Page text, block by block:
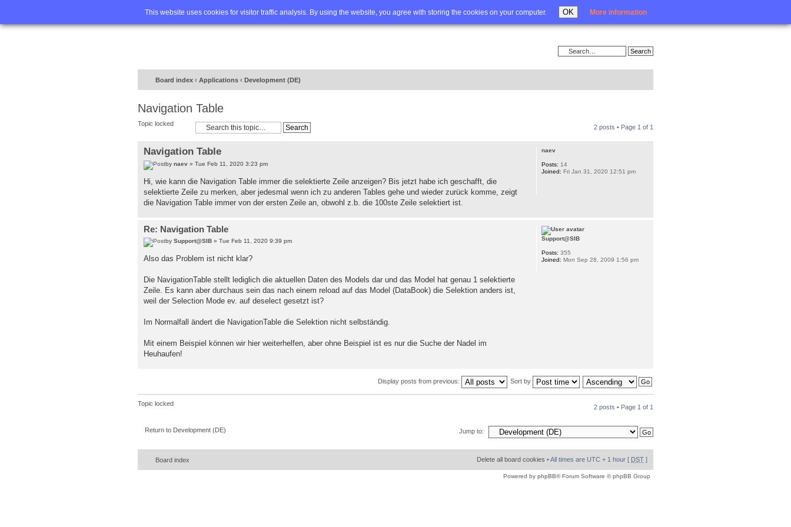
This website uses cookies for visitor traffic analysis. By using the website, you agree with storing the cookies on your computer. OK More information
Home FAQ Advanced search Login
Board index ‹ Applications ‹ Development (DE)
Navigation Table
Topic locked 2 posts • Page 1 of 1
Navigation Table
by naev » Tue Feb 11, 2020 3:23 pm
Hi, wie kann die Navigation Table immer die selektierte Zeile anzeigen? Bis jetzt habe ich geschafft, die
selektierte Zeile zu merken, aber jedesmal wenn ich zu anderen Tables gehe und wieder zurück komme, zeigt
die Navigation Table immer von der ersten Zeile an, obwohl z.b. die 100ste Zeile selektiert ist.
naev
Posts: 14
Joined: Fri Jan 31, 2020 12:51 pm
Re: Navigation Table
by Support@SIB » Tue Feb 11, 2020 9:39 pm
Also das Problem ist nicht klar?
Die NavigationTable stellt lediglich die aktuellen Daten des Models dar und das Model hat genau 1 selektierte
Zeile. Es kann aber durchaus sein das nach einem reload auf das Model (DataBook) die Selektion anders ist,
weil der Selection Mode ev. auf deselect gesetzt ist?
Im Normalfall ändert die NavigationTable die Selektion nicht selbständig.
Mit einem Beispiel können wir hier weiterhelfen, aber ohne Beispiel ist es nur die Suche der Nadel im
Heuhaufen!
Support@SIB
Posts: 355
Joined: Mon Sep 28, 2009 1:56 pm
Display posts from previous: Sort by
Topic locked 2 posts • Page 1 of 1
Return to Development (DE) Jump to:
Board index Delete all board cookies • All times are UTC + 1 hour [ DST ]
Powered by phpBB® Forum Software © phpBB Group